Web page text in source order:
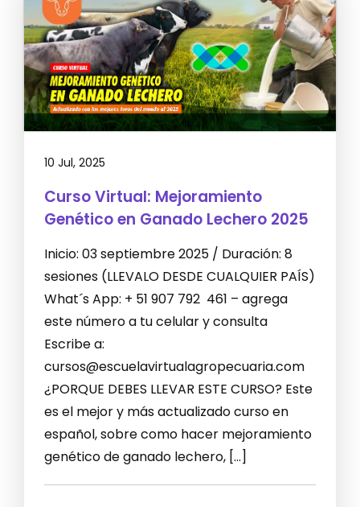
10 Jul, 2025
Curso Virtual: Mejoramiento
Genético en Ganado Lechero 2025
Inicio: 03 septiembre 2025 / Duración: 8
sesiones (LLEVALO DESDE CUALQUIER PAÍS)
What´s App: + 51 907 792 461 – agrega
este número a tu celular y consulta
Escribe a:
cursos@escuelavirtualagropecuaria.com
¿PORQUE DEBES LLEVAR ESTE CURSO? Este
es el mejor y más actualizado curso en
español, sobre como hacer mejoramiento
genético de ganado lechero, […]